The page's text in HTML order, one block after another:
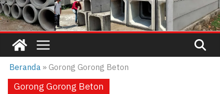
Beranda»Gorong Gorong Beton
Gorong Gorong Beton